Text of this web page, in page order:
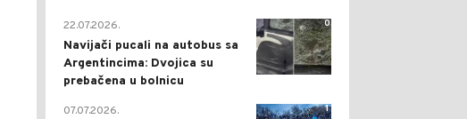
0
22.07.2026.
Navijači pucali na autobus sa
Argentincima: Dvojica su
prebačena u bolnicu
1
07.07.2026.